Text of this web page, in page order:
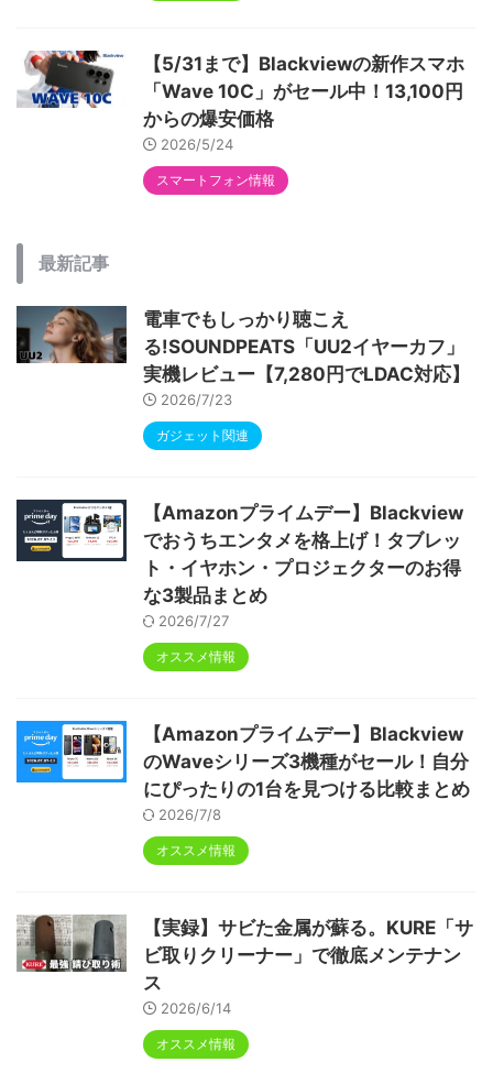
【5/31まで】Blackviewの新作スマホ
「Wave 10C」がセール中！13,100円
からの爆安価格
2026/5/24
スマートフォン情報
最新記事
電車でもしっかり聴こえ
る!SOUNDPEATS「UU2イヤーカフ」
実機レビュー【7,280円でLDAC対応】
2026/7/23
ガジェット関連
【Amazonプライムデー】Blackview
でおうちエンタメを格上げ！タブレッ
ト・イヤホン・プロジェクターのお得
な3製品まとめ
2026/7/27
オススメ情報
【Amazonプライムデー】Blackview
のWaveシリーズ3機種がセール！自分
にぴったりの1台を見つける比較まとめ
2026/7/8
オススメ情報
【実録】サビた金属が蘇る。KURE「サ
ビ取りクリーナー」で徹底メンテナン
ス
2026/6/14
オススメ情報